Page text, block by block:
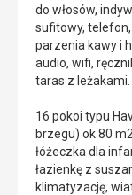
do włosów,
sufitowy, telefon,
parzenia kawy i
audio, wifi,
taras z leżakami.
16 pokoi typu
brzegu) ok 80
łóżeczka dla
łazienkę z
klimatyzację,